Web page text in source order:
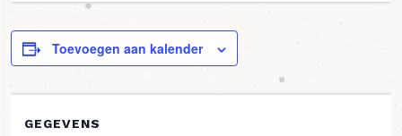
Toevoegen aan kalender
GEGEVENS